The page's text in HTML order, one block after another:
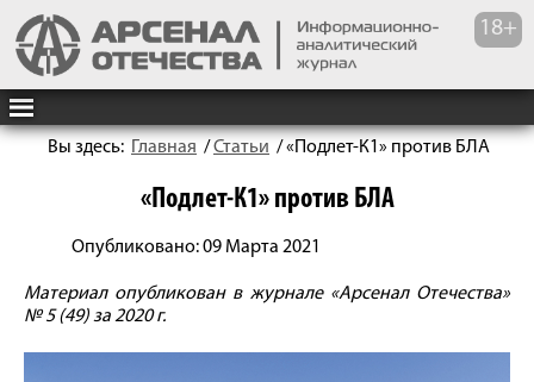
Вы здесь: Главная /Статьи /«Подлет-К1» против БЛА
«Подлет-К1» против БЛА
Опубликовано: 09 Марта 2021
Материал опубликован в журнале «Арсенал Отечества»
№ 5 (49) за 2020 г.